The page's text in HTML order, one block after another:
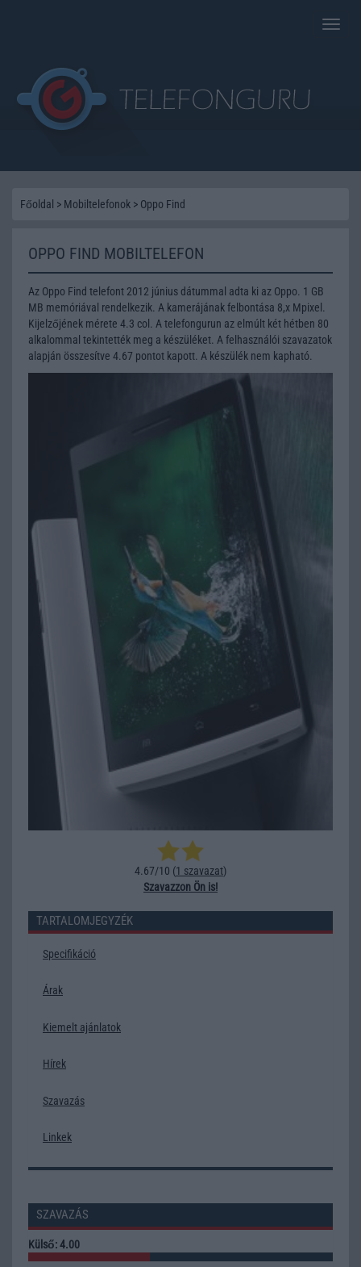
Toggle
Főoldal > Mobiltelefonok > Oppo Find
OPPO FIND MOBILTELEFON
Az Oppo Find telefont 2012 június dátummal adta ki az Oppo. 1 GB
MB memóriával rendelkezik. A kamerájának felbontása 8,x Mpixel.
Kijelzőjének mérete 4.3 col. A telefongurun az elmúlt két hétben 80
alkalommal tekintették meg a készüléket. A felhasználói szavazatok
alapján összesítve 4.67 pontot kapott. A készülék nem kapható.
4.67/10 (1 szavazat)
Szavazzon Ön is!
TARTALOMJEGYZÉK
Specifikáció
Árak
Kiemelt ajánlatok
Hírek
Szavazás
Linkek
SZAVAZÁS
Külső: 4.00